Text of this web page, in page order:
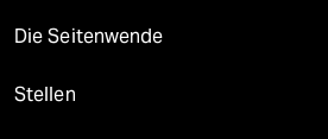
Die Seitenwende
Stellen